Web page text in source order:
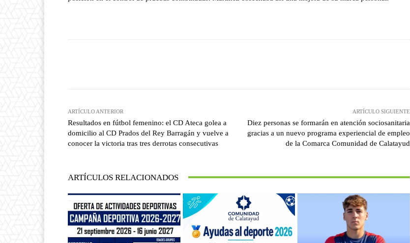
ARTÍCULO ANTERIOR
Resultados en fútbol femenino: el CD Ateca golea a
domicilio al CD Prados del Rey Barragán y vuelve a
conocer la victoria tras tres derrotas consecutivas
ARTÍCULO SIGUIENTE
Diez personas se formarán en atención sociosanitaria
gracias a un nuevo programa experiencial de empleo
de la Comarca Comunidad de Calatayud
ARTÍCULOS RELACIONADOS